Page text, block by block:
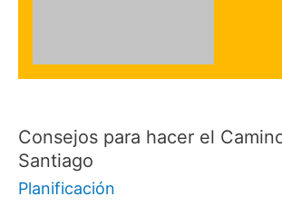
Consejos para hacer el
Santiago
Planificación